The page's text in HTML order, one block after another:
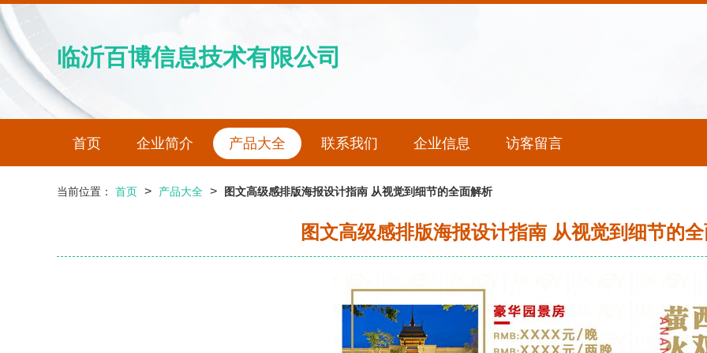
临沂百博信息技术有限公司
首页 企业简介 产品大全 联系我们 企业信息 访客留言
当前位置： 首页 > 产品大全 > 图文高级感排版海报设计指南 从视觉到细节的全面解析
图文高级感排版海报设计指南 从视觉到细节的